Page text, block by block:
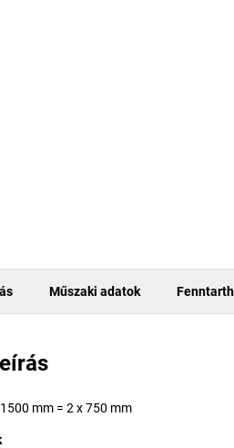
Műszaki adatok
mm = 2 x 750 mm